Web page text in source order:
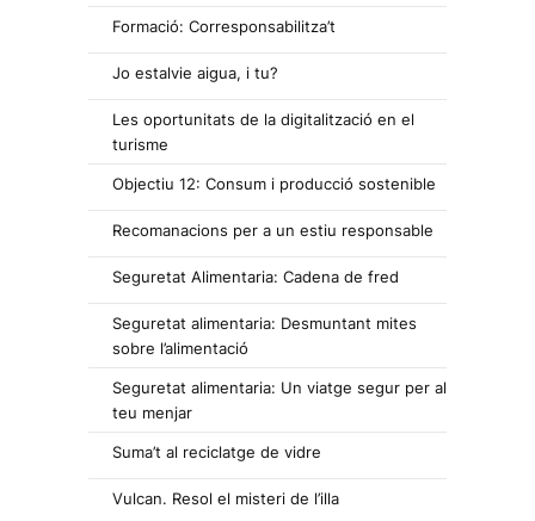
Formació: Corresponsabilitza’t
Jo estalvie aigua, i tu?
Les oportunitats de la digitalització en el
turisme
Objectiu 12: Consum i producció sostenible
Recomanacions per a un estiu responsable
Seguretat Alimentaria: Cadena de fred
Seguretat alimentaria: Desmuntant mites
sobre l’alimentació
Seguretat alimentaria: Un viatge segur per al
teu menjar
Suma’t al reciclatge de vidre
Vulcan. Resol el misteri de l’illa